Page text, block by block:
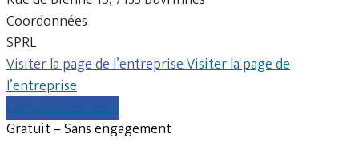
Coordonnées
SPRL
Visiter la page de l’entrepriseVisiter la page de
l’entreprise
Comparer les devis
Gratuit – Sans engagement